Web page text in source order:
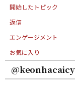
開始したトピック
返信
エンゲージメント
お気に入り